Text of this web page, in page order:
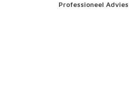
Professioneel Advies